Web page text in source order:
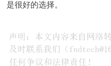
是很好的选择。